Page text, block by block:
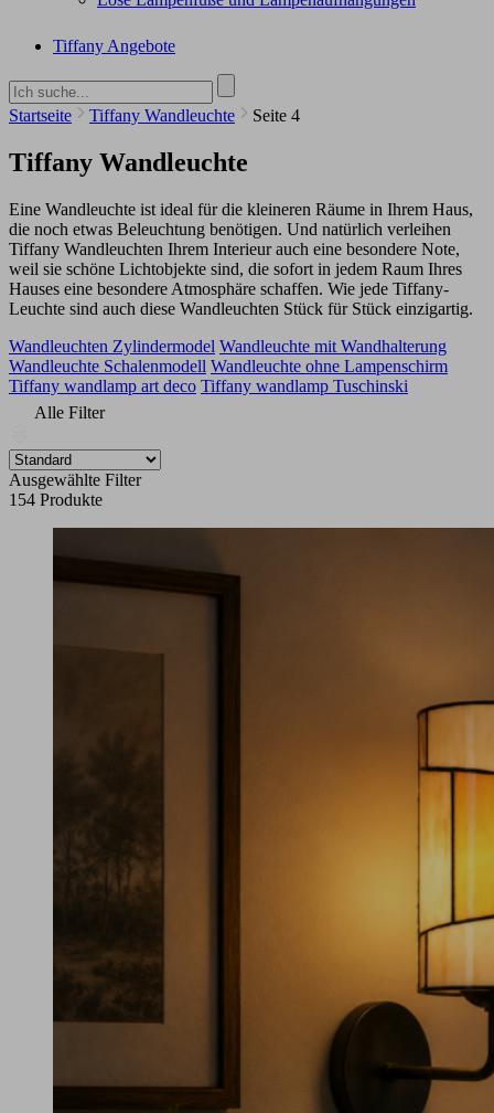
Tiffany Angebote
Startseite Tiffany Wandleuchte Seite 4
Tiffany Wandleuchte
Eine Wandleuchte ist ideal für die kleineren Räume in Ihrem Haus,
die noch etwas Beleuchtung benötigen. Und natürlich verleihen
Tiffany Wandleuchten Ihrem Interieur auch eine besondere Note,
weil sie schöne Lichtobjekte sind, die sofort in jedem Raum Ihres
Hauses eine besondere Atmosphäre schaffen. Wie jede Tiffany-
Leuchte sind auch diese Wandleuchten Stück für Stück einzigartig.
Wandleuchten Zylindermodel Wandleuchte mit Wandhalterung
Wandleuchte Schalenmodell Wandleuchte ohne Lampenschirm
Tiffany wandlamp art deco Tiffany wandlamp Tuschinski
Alle Filter
Ausgewählte Filter
154 Produkte